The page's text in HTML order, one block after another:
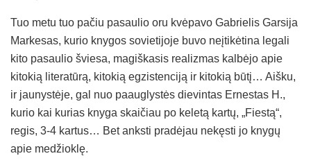
Tuo metu tuo pačiu pasaulio oru kvėpavo Gabrielis Garsija
Markesas, kurio knygos sovietijoje buvo neįtikėtina legali
kito pasaulio šviesa, magiškasis realizmas kalbėjo apie
kitokią literatūrą, kitokią egzistenciją ir kitokią būtį… Aišku,
ir jaunystėje, gal nuo paauglystės dievintas Ernestas H.,
kurio kai kurias knyga skaičiau po keletą kartų, „Fiestą“,
regis, 3-4 kartus… Bet anksti pradėjau nekęsti jo knygų
apie medžioklę.